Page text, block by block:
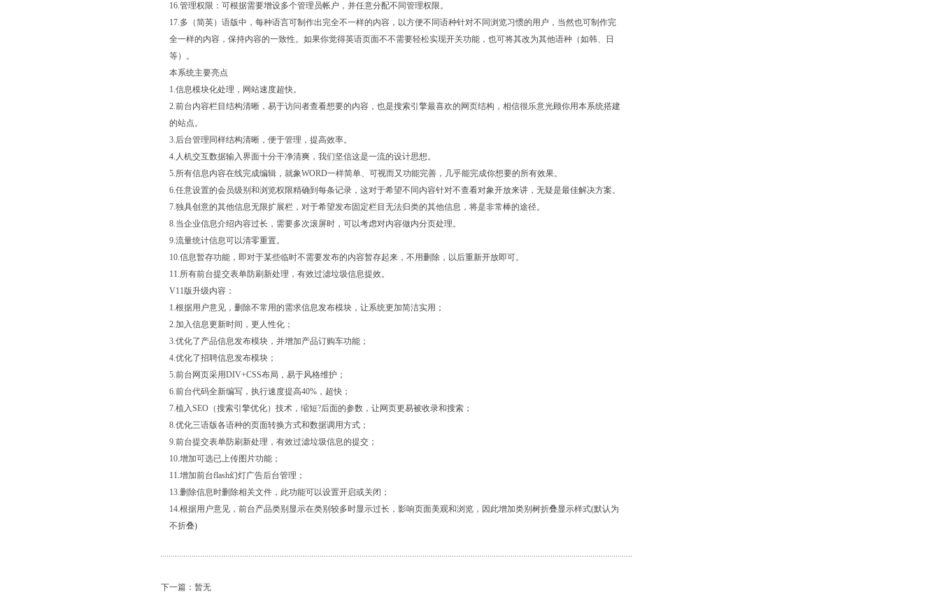
16.管理权限：可根据需要增设多个管理员帐户，并任意分配不同管理权限。
17.多（简英）语版中，每种语言可制作出完全不一样的内容，以方便不同语种针对不同浏览习惯的用户，当然也可制作完
全一样的内容，保持内容的一致性。如果你觉得英语页面不不需要轻松实现开关功能，也可将其改为其他语种（如韩、日
等）。
本系统主要亮点
1.信息模块化处理，网站速度超快。
2.前台内容栏目结构清晰，易于访问者查看想要的内容，也是搜索引擎最喜欢的网页结构，相信很乐意光顾你用本系统搭建
的站点。
3.后台管理同样结构清晰，便于管理，提高效率。
4.人机交互数据输入界面十分干净清爽，我们坚信这是一流的设计思想。
5.所有信息内容在线完成编辑，就象WORD一样简单、可视而又功能完善，几乎能完成你想要的所有效果。
6.任意设置的会员级别和浏览权限精确到每条记录，这对于希望不同内容针对不查看对象开放来讲，无疑是最佳解决方案。
7.独具创意的其他信息无限扩展栏，对于希望发布固定栏目无法归类的其他信息，将是非常棒的途径。
8.当企业信息介绍内容过长，需要多次滚屏时，可以考虑对内容做内分页处理。
9.流量统计信息可以清零重置。
10.信息暂存功能，即对于某些临时不需要发布的内容暂存起来，不用删除，以后重新开放即可。
11.所有前台提交表单防刷新处理，有效过滤垃圾信息提效。
V11版升级内容：
1.根据用户意见，删除不常用的需求信息发布模块，让系统更加简洁实用；
2.加入信息更新时间，更人性化；
3.优化了产品信息发布模块，并增加产品订购车功能；
4.优化了招聘信息发布模块；
5.前台网页采用DIV+CSS布局，易于风格维护；
6.前台代码全新编写，执行速度提高40%，超快；
7.植入SEO（搜索引擎优化）技术，缩短?后面的参数，让网页更易被收录和搜索；
8.优化三语版各语种的页面转换方式和数据调用方式；
9.前台提交表单防刷新处理，有效过滤垃圾信息的提交；
10.增加可选已上传图片功能；
11.增加前台flash幻灯广告后台管理；
13.删除信息时删除相关文件，此功能可以设置开启或关闭；
14.根据用户意见，前台产品类别显示在类别较多时显示过长，影响页面美观和浏览，因此增加类别树折叠显示样式(默认为
不折叠)
下一篇：暂无